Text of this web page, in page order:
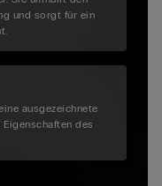
und sorgt für ein
ausgezeichnete
des